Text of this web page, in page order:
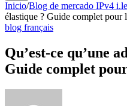
Inicio/Blog de mercado IPv4
élastique ? Guide complet pour
blog français
Qu’est-ce qu’une
Guide complet